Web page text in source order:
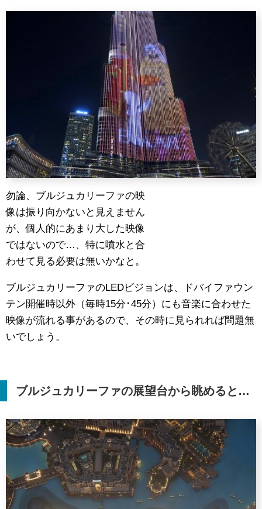
勿論、ブルジュカリーファの映
像は振り向かないと見えません
が、個人的にあまり大した映像
ではないので…、特に噴水と合
わせて見る必要は無いかなと。
ブルジュカリーファのLEDビジョンは、ドバイファウン
テン開催時以外（毎時15分･45分）にも音楽に合わせた
映像が流れる事があるので、その時に見られれば問題無
いでしょう。
ブルジュカリーファの展望台から眺めると…